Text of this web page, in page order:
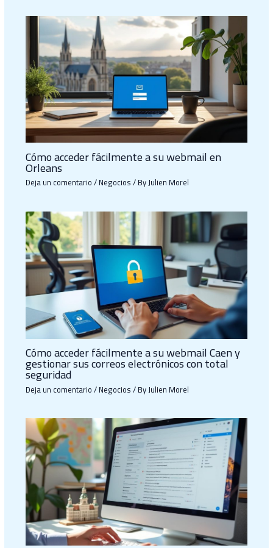
Cómo acceder fácilmente a su webmail en
Orleans
Deja un comentario/Negocios/ ByJulien Morel
Cómo acceder fácilmente a su webmail Caen y
gestionar sus correos electrónicos con total
seguridad
Deja un comentario/Negocios/ ByJulien Morel